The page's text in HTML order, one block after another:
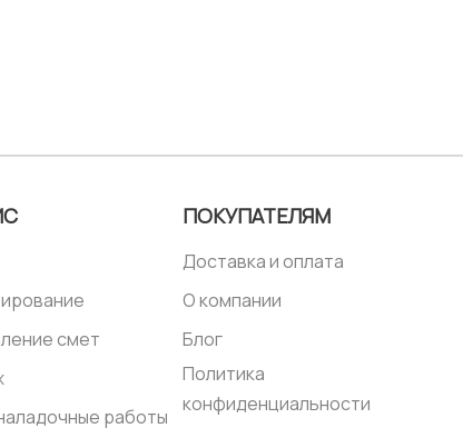
смет
работы
ПОКУПАТЕЛЯМ
Доставка и оплата
О компании
Блог
Политика
конфиденциальности